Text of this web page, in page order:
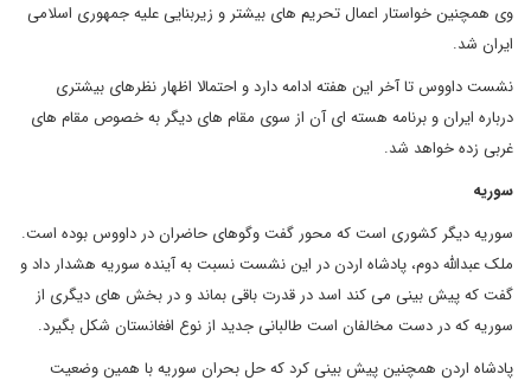
وی همچنین خواستار اعمال تحریم های بیشتر و زیربنایی علیه جمهوری اسلامی
ایران شد.
نشست داووس تا آخر این هفته ادامه دارد و احتمالا اظهار نظرهای بیشتری
درباره ایران و برنامه هسته ای آن از سوی مقام های دیگر به خصوص مقام های
غربی زده خواهد شد.
سوریه
سوریه دیگر کشوری است که محور گفت وگوهای حاضران در داووس بوده است.
ملک عبدالله دوم، پادشاه اردن در این نشست نسبت به آینده سوریه هشدار داد و
گفت که پیش بینی می کند اسد در قدرت باقی بماند و در بخش های دیگری از
سوریه که در دست مخالفان است طالبانی جدید از نوع افغانستان شکل بگیرد.
پادشاه اردن همچنین پیش بینی کرد که حل بحران سوریه با همین وضعیت